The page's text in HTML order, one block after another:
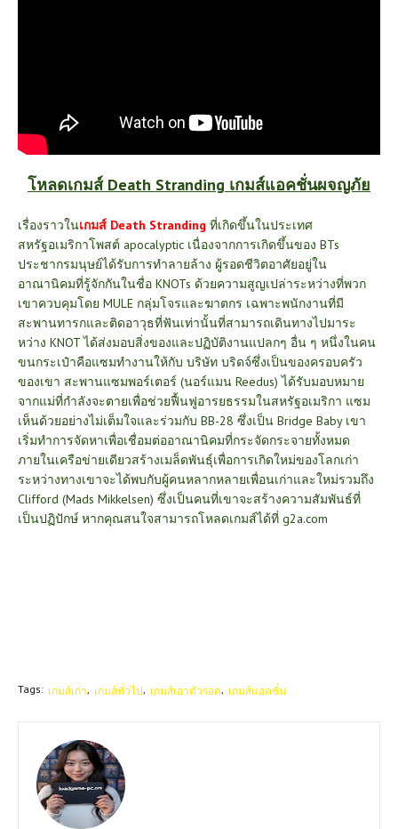
โหลดเกมส์ Death Stranding เกมส์แอคชั่นผจญภัย
เรื่องราวในเกมส์ Death Stranding ที่เกิดขึ้นในประเทศ
สหรัฐอเมริกาโพสต์ apocalyptic เนื่องจากการเกิดขึ้นของ BTs
ประชากรมนุษย์ได้รับการทำลายล้าง ผู้รอดชีวิตอาศัยอยู่ใน
อาณานิคมที่รู้จักกันในชื่อ KNOTs ด้วยความสูญเปล่าระหว่างที่พวก
เขาควบคุมโดย MULE กลุ่มโจรและฆาตกร เฉพาะพนักงานที่มี
สะพานทารกและติดอาวุธที่ฟันเท่านั้นที่สามารถเดินทางไปมาระ
หว่าง KNOT ได้ส่งมอบสิ่งของและปฏิบัติงานแปลกๆ อื่น ๆ หนึ่งในคน
ขนกระเป๋าคือแซมทำงานให้กับ บริษัท บริดจ์ซึ่งเป็นของครอบครัว
ของเขา สะพานแซมพอร์เตอร์ (นอร์แมน Reedus) ได้รับมอบหมาย
จากแม่ที่กำลังจะตายเพื่อช่วยฟื้นฟูอารยธรรมในสหรัฐอเมริกา แซม
เห็นด้วยอย่างไม่เต็มใจและร่วมกับ BB-28 ซึ่งเป็น Bridge Baby เขา
เริ่มทำการจัดหาเพื่อเชื่อมต่ออาณานิคมที่กระจัดกระจายทั้งหมด
ภายในเครือข่ายเดียวสร้างเมล็ดพันธุ์เพื่อการเกิดใหม่ของโลกเก่า
ระหว่างทางเขาจะได้พบกับผู้คนหลากหลายเพื่อนเก่าและใหม่รวมถึง
Clifford (Mads Mikkelsen) ซึ่งเป็นคนที่เขาจะสร้างความสัมพันธ์ที่
เป็นปฏิปักษ์ หากคุณสนใจสามารถโหลดเกมส์ได้ที่ g2a.com
Tags: เกมส์เก่า เกมส์ทั่วไป เกมส์เอาตัวรอด เกมส์แอคชั่น